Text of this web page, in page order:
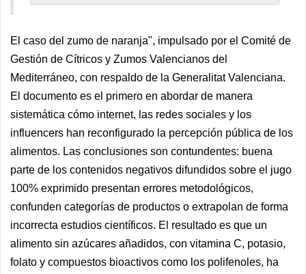
El caso del zumo de naranja", impulsado por el Comité de
Gestión de Cítricos y Zumos Valencianos del
Mediterráneo, con respaldo de la Generalitat Valenciana.
El documento es el primero en abordar de manera
sistemática cómo internet, las redes sociales y los
influencers han reconfigurado la percepción pública de los
alimentos. Las conclusiones son contundentes: buena
parte de los contenidos negativos difundidos sobre el jugo
100% exprimido presentan errores metodológicos,
confunden categorías de productos o extrapolan de forma
incorrecta estudios científicos. El resultado es que un
alimento sin azúcares añadidos, con vitamina C, potasio,
folato y compuestos bioactivos como los polifenoles, ha